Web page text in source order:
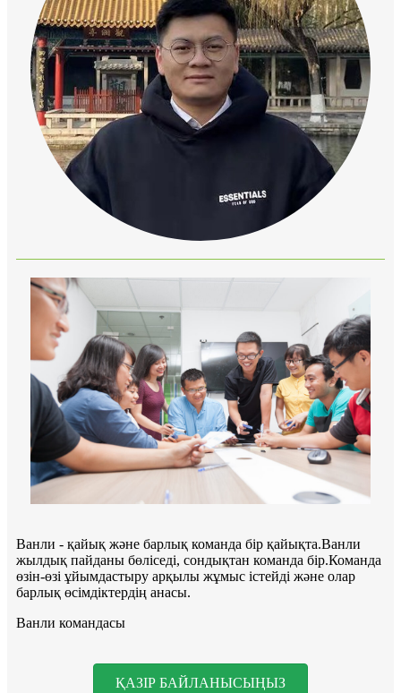
Ванли - қайық және барлық команда бір қайықта.Ванли
жылдық пайданы бөліседі, сондықтан команда бір.Команда
өзін-өзі ұйымдастыру арқылы жұмыс істейді және олар
барлық өсімдіктердің анасы.
Ванли командасы
ҚАЗІР БАЙЛАНЫСЫҢЫЗ